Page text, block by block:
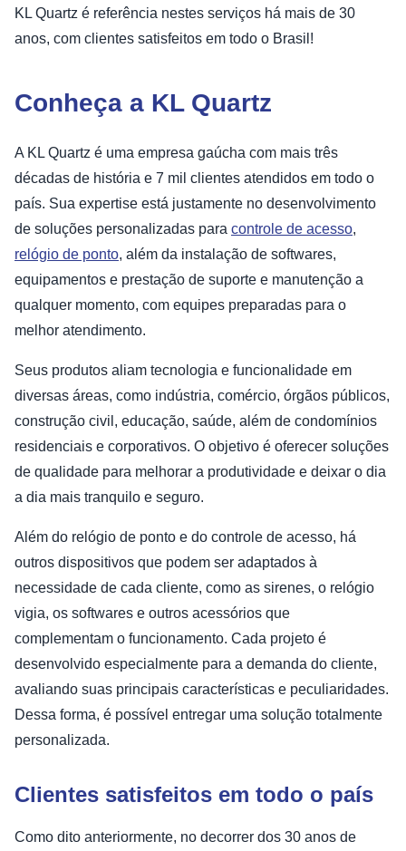
KL Quartz é referência nestes serviços há mais de 30
anos, com clientes satisfeitos em todo o Brasil!
Conheça a KL Quartz
A KL Quartz é uma empresa gaúcha com mais três
décadas de história e 7 mil clientes atendidos em todo o
país. Sua expertise está justamente no desenvolvimento
de soluções personalizadas para controle de acesso,
relógio de ponto, além da instalação de softwares,
equipamentos e prestação de suporte e manutenção a
qualquer momento, com equipes preparadas para o
melhor atendimento.
Seus produtos aliam tecnologia e funcionalidade em
diversas áreas, como indústria, comércio, órgãos públicos,
construção civil, educação, saúde, além de condomínios
residenciais e corporativos. O objetivo é oferecer soluções
de qualidade para melhorar a produtividade e deixar o dia
a dia mais tranquilo e seguro.
Além do relógio de ponto e do controle de acesso, há
outros dispositivos que podem ser adaptados à
necessidade de cada cliente, como as sirenes, o relógio
vigia, os softwares e outros acessórios que
complementam o funcionamento. Cada projeto é
desenvolvido especialmente para a demanda do cliente,
avaliando suas principais características e peculiaridades.
Dessa forma, é possível entregar uma solução totalmente
personalizada.
Clientes satisfeitos em todo o país
Como dito anteriormente, no decorrer dos 30 anos de